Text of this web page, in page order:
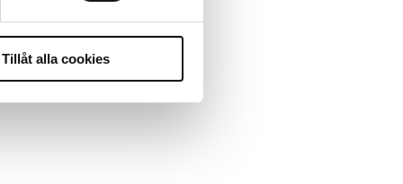
Tillåt alla cookies